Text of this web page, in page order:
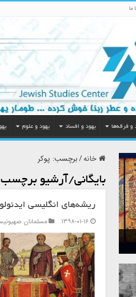
ما
و فرقه‌ها یهود و افساد یهود و علوم
خانه/برچسب: پوکر
بایگانی/آرشیو
ریشه‌های انگلیسی
۱۳۹۸-۰۱-۱۶
مسلمانان